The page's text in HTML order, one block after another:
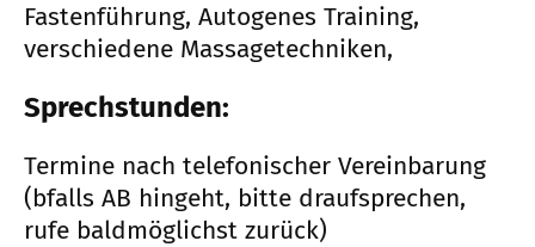
Fastenführung, Autogenes Training,
verschiedene Massagetechniken,
Sprechstunden:
Termine nach telefonischer Vereinbarung
(bfalls AB hingeht, bitte draufsprechen,
rufe baldmöglichst zurück)